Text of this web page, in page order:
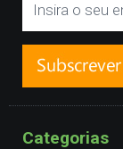
Categorias